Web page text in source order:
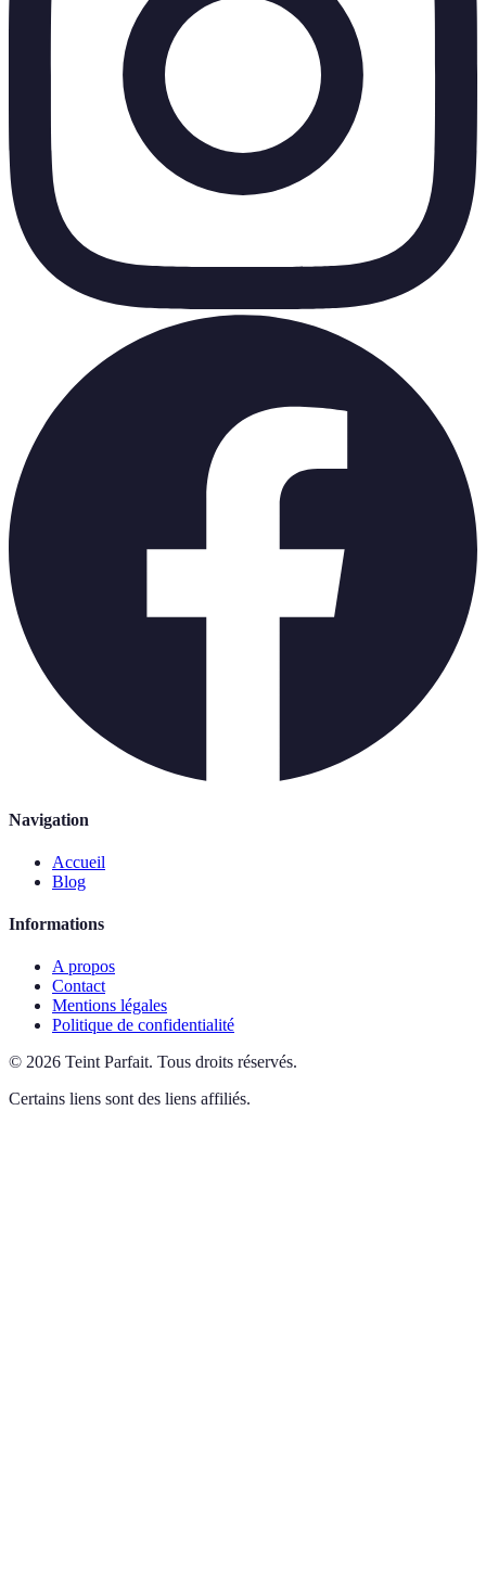
Navigation
Accueil
Blog
Informations
A propos
Contact
Mentions légales
Politique de confidentialité
© 2026 Teint Parfait. Tous droits réservés.
Certains liens sont des liens affiliés.